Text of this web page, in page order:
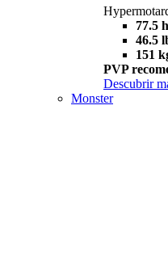
77.5
46.5
151
PVP
Descubrir
Monster